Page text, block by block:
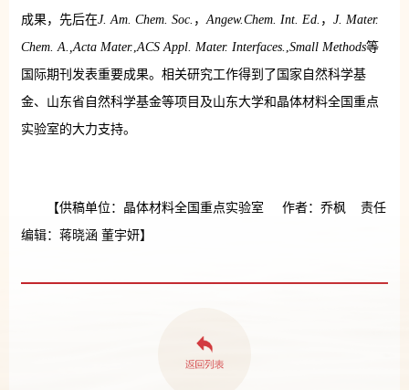
成果，先后在J. Am. Chem. Soc. ， Angew.Chem. Int. Ed. ， J. Mater.
Chem. A.,Acta Mater. ACS Appl. Mater. Interfaces. Small Methods等
国际期刊发表重要成果。相关研究工作得到了国家自然科学基
金、山东省自然科学基金等项目及山东大学和晶体材料全国重点
实验室的大力支持。
【供稿单位：晶体材料全国重点实验室 作者：乔枫 责任
编辑：蒋晓涵 董宇妍】